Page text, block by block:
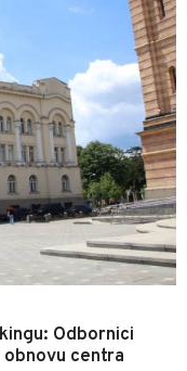
Odbornici
centra